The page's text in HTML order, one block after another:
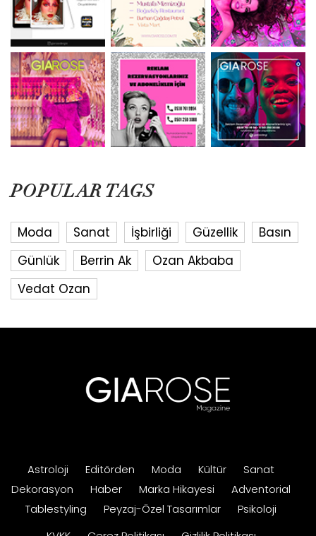
POPULAR TAGS
Moda Sanat İşbirliği Güzellik
Basın
Günlük
Berrin Ak
Ozan Akbaba
Vedat Ozan
Astroloji Editörden Moda Kültür
Sanat
Dekorasyon
Haber Marka Hikayesi
Adventorial
Tablestyling
Peyzaj-Özel Tasarımlar
Psikoloji